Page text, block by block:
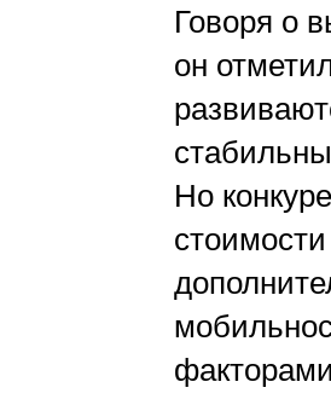
Говоря о
он
Но